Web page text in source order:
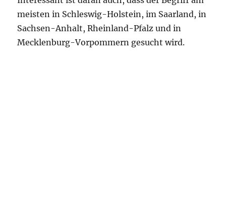
meisten in Schleswig-Holstein, im Saarland, in
Sachsen-Anhalt, Rheinland-Pfalz und in
Mecklenburg-Vorpommern gesucht wird.